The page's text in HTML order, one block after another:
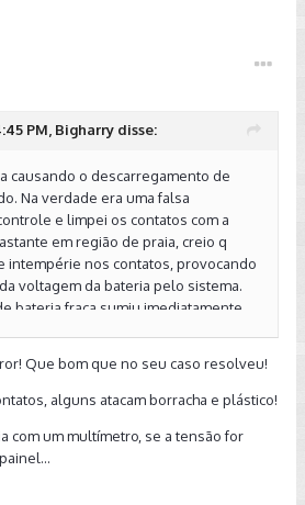
PM, Bigharry disse:
causando o descarregamento de
Na verdade era uma falsa
e limpei os contatos com a
em região de praia, creio q
intempérie nos contatos, provocando
voltagem da bateria pelo sistema.
bateria fraca sumiu imediatamente
usando Tapatalk
Que bom que no seu caso resolveu!
alguns atacam borracha e plástico!
com um multímetro, se a tensão for